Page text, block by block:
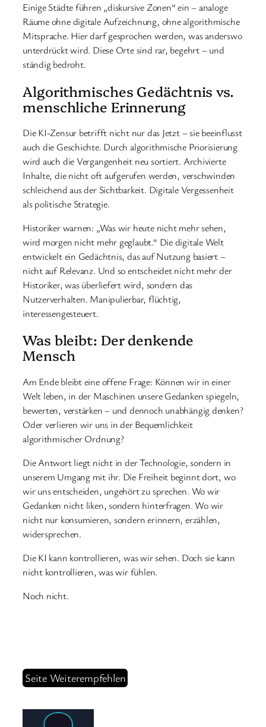
Einige Städte führen „diskursive Zonen“ ein – analoge
Räume ohne digitale Aufzeichnung, ohne algorithmische
Mitsprache. Hier darf gesprochen werden, was anderswo
unterdrückt wird. Diese Orte sind rar, begehrt – und
ständig bedroht.
Algorithmisches Gedächtnis vs.
menschliche Erinnerung
Die KI-Zensur betrifft nicht nur das Jetzt – sie beeinflusst
auch die Geschichte. Durch algorithmische Priorisierung
wird auch die Vergangenheit neu sortiert. Archivierte
Inhalte, die nicht oft aufgerufen werden, verschwinden
schleichend aus der Sichtbarkeit. Digitale Vergessenheit
als politische Strategie.
Historiker warnen: „Was wir heute nicht mehr sehen,
wird morgen nicht mehr geglaubt.“ Die digitale Welt
entwickelt ein Gedächtnis, das auf Nutzung basiert –
nicht auf Relevanz. Und so entscheidet nicht mehr der
Historiker, was überliefert wird, sondern das
Nutzerverhalten. Manipulierbar, flüchtig,
interessengesteuert.
Was bleibt: Der denkende
Mensch
Am Ende bleibt eine offene Frage: Können wir in einer
Welt leben, in der Maschinen unsere Gedanken spiegeln,
bewerten, verstärken – und dennoch unabhängig denken?
Oder verlieren wir uns in der Bequemlichkeit
algorithmischer Ordnung?
Die Antwort liegt nicht in der Technologie, sondern in
unserem Umgang mit ihr. Die Freiheit beginnt dort, wo
wir uns entscheiden, ungehört zu sprechen. Wo wir
Gedanken nicht liken, sondern hinterfragen. Wo wir
nicht nur konsumieren, sondern erinnern, erzählen,
widersprechen.
Die KI kann kontrollieren, was wir sehen. Doch sie kann
nicht kontrollieren, was wir fühlen.
Noch nicht.
Seite Weiterempfehlen